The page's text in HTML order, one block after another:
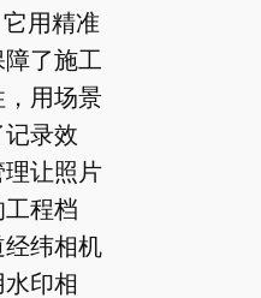
用精准
了施工
用场景
录效
让照片
工程档
纬相机
印相